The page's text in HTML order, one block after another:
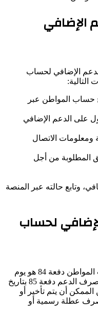
الإضافي
الإضافي لحساب
التالية:
حساب المواطن عبر
على الدعم الإضافي
ومعلومات الاتصال
المطلوبة من أجل
وتابع حالته عبر المنصة
لحساب
إن موعد صرف الدعم الإضافي لحساب المواطن دفعة 84 هو يوم
الأحد 10 نوفمبر 2024 بينما يكون موعد صرف الدعم دفعة 85 بتاريخ
2024 م. حيث من الممكن أن يتم تأخير أو
عطلة رسمية أو